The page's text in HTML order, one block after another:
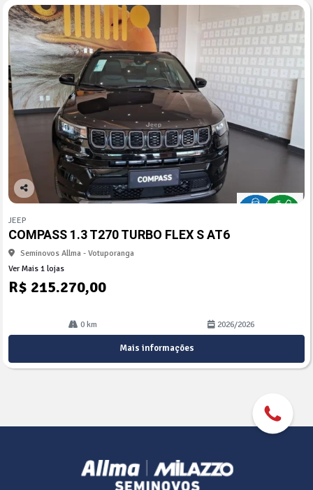
Co
arti
lhe
JEEP
COMPASS 1.3 T270 TURBO FLEX S AT6
Seminovos Allma - Votuporanga
Ver Mais 1 lojas
R$ 215.270,00
0 km 2026/2026
Mais informações